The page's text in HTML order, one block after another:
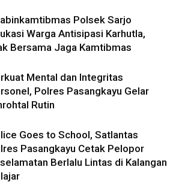
Polsek Sarjo
Warga Antisipasi Karhutla,
Bersama Jaga Kamtibmas
Mental dan Integritas
Polres Pasangkayu Gelar
Rutin
Goes to School, Satlantas
Pasangkayu Cetak Pelopor
Berlalu Lintas di Kalangan